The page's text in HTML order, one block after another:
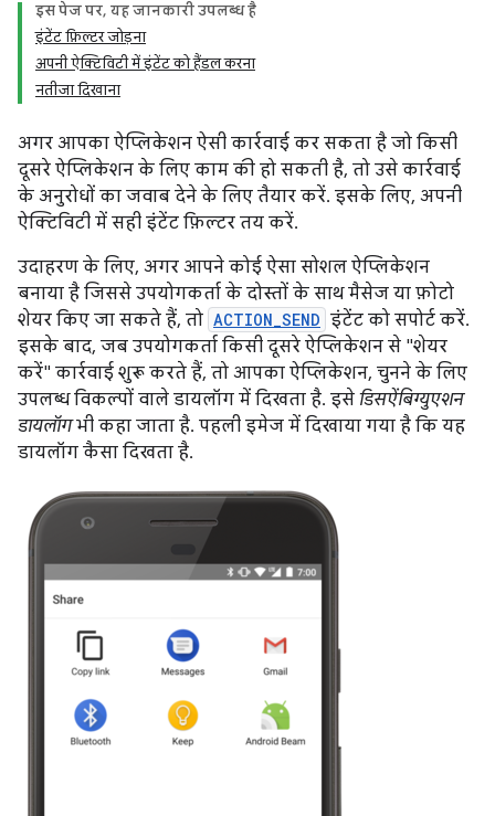
इस पेज पर, यह जानकारी उपलब्ध है
इंटेंट फ़िल्टर जोड़ना
अपनी ऐक्टिविटी में इंटेंट को हैंडल करना
नतीजा दिखाना
अगर आपका ऐप्लिकेशन ऐसी कार्रवाई कर सकता है जो किसी
दूसरे ऐप्लिकेशन के लिए काम की हो सकती है, तो उसे कार्रवाई
के अनुरोधों का जवाब देने के लिए तैयार करें. इसके लिए, अपनी
ऐक्टिविटी में सही इंटेंट फ़िल्टर तय करें.
उदाहरण के लिए, अगर आपने कोई ऐसा सोशल ऐप्लिकेशन
बनाया है जिससे उपयोगकर्ता के दोस्तों के साथ मैसेज या फ़ोटो
शेयर किए जा सकते हैं, तो ACTION_SEND इंटेंट को सपोर्ट करें.
इसके बाद, जब उपयोगकर्ता किसी दूसरे ऐप्लिकेशन से "शेयर
करें" कार्रवाई शुरू करते हैं, तो आपका ऐप्लिकेशन, चुनने के लिए
उपलब्ध विकल्पों वाले डायलॉग में दिखता है. इसे डिसऐंबिग्युएशन
डायलॉगभी कहा जाता है. पहली इमेज में दिखाया गया है कि यह
डायलॉग कैसा दिखता है.